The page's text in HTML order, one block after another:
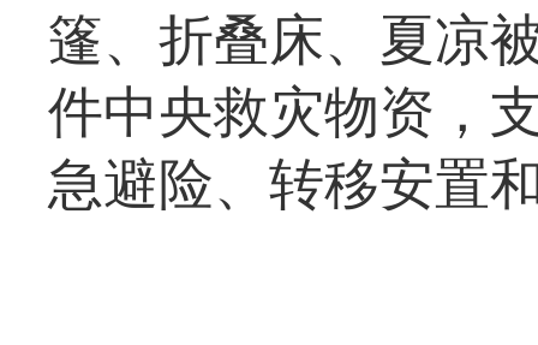
篷、折叠床、夏凉
件中央救灾物资，
急避险、转移安置